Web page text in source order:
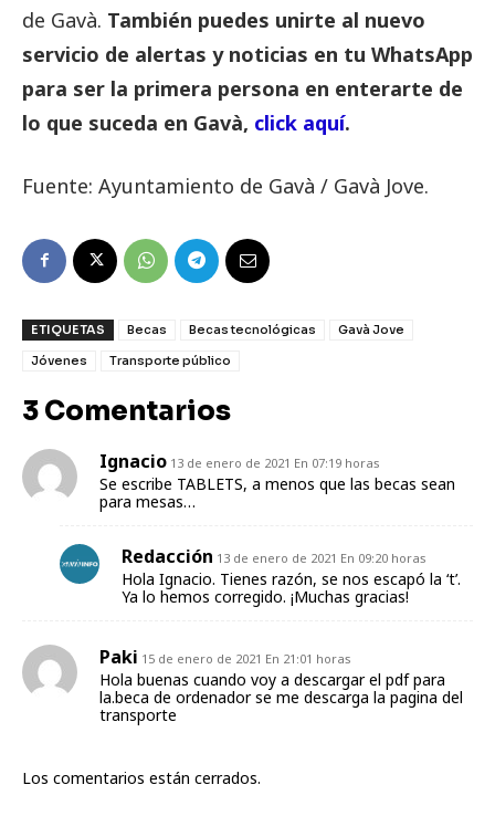
de Gavà. También puedes unirte al nuevo
servicio de alertas y noticias en tu WhatsApp
para ser la primera persona en enterarte de
lo que suceda en Gavà, click aquí.
Fuente: Ayuntamiento de Gavà / Gavà Jove.
ETIQUETAS Becas Becas tecnológicas
Gavà Jove
Jóvenes
Transporte público
3 Comentarios
Ignacio 13 de enero de 2021 En 07:19 horas
Se escribe TABLETS, a menos que las becas sean
para mesas…
Redacción 13 de enero de 2021 En 09:20 horas
Hola Ignacio. Tienes razón, se nos escapó la ‘t’.
Ya lo hemos corregido. ¡Muchas gracias!
Paki 15 de enero de 2021 En 21:01 horas
Hola buenas cuando voy a descargar el pdf para
la.beca de ordenador se me descarga la pagina del
transporte
Los comentarios están cerrados.